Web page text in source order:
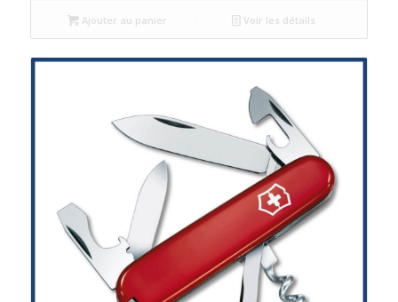
Ajouter au panier Voir les détails